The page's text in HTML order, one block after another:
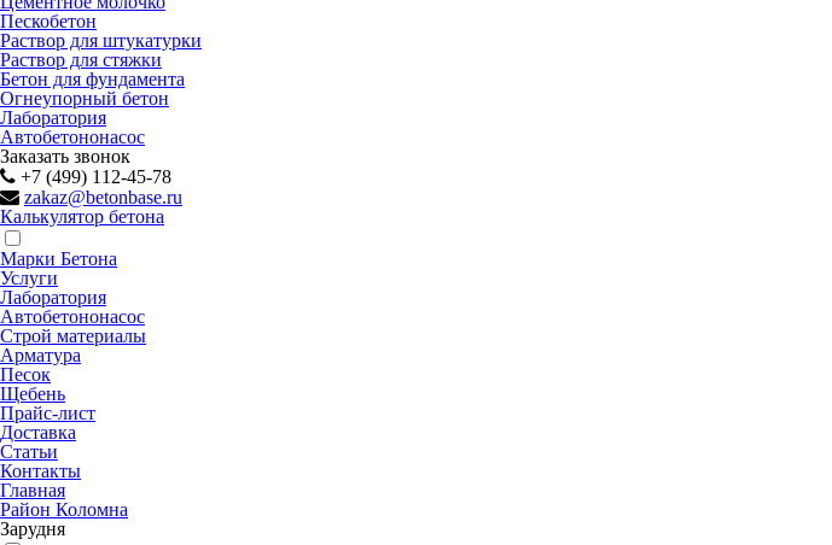
Пескобетон
Раствор для штукатурки
Раствор для стяжки
Бетон для фундамента
Огнеупорный бетон
Лаборатория
Автобетононасос
Заказать звонок
+7 (499) 112-45-78
zakaz@betonbase.ru
Калькулятор бетона
Марки Бетона
Услуги
Лаборатория
Автобетононасос
Строй материалы
Арматура
Песок
Щебень
Прайс-лист
Доставка
Статьи
Контакты
Главная
Район Коломна
Зарудня